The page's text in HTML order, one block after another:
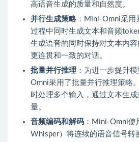
高语音生成的质量和自然度。
并行生成策略 ：Mini-Omni采用
过程中同时生成文本和音频
生成语音的同时保持对文本内
更连贯和一致的对话。
批量并行推理 ：为进一步提升
Omni采用了批量并行推理策略
时处理多个输入，通过文本生
量。
音频编码和解码 ：Mini-Omni使
Whisper）将连续的语音信号转